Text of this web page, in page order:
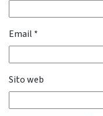
Email *
Sito web